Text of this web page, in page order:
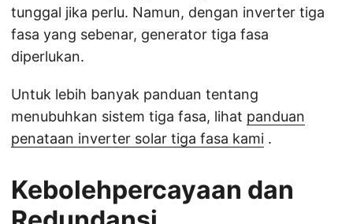
tunggal jika perlu. Namun, dengan inverter tiga
fasa yang sebenar, generator tiga fasa
diperlukan.
Untuk lebih banyak panduan tentang
menubuhkan sistem tiga fasa, lihat panduan
penataan inverter solar tiga fasa kami .
Kebolehpercayaan dan